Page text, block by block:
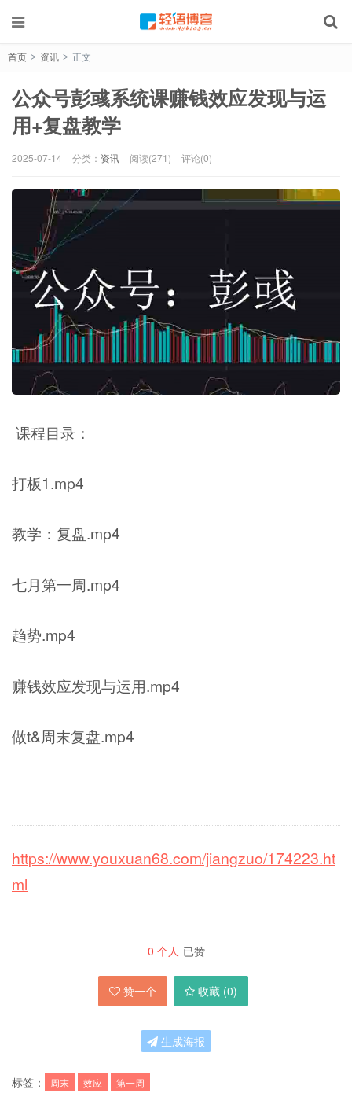
首页 > 资讯 > 正文
公众号彭彧系统课赚钱效应发现与运
用+复盘教学
2025-07-14 分类： 资讯 阅读(271) 评论(0)
课程目录：
打板1.mp4
教学：复盘.mp4
七月第一周.mp4
趋势.mp4
赚钱效应发现与运用.mp4
做t&周末复盘.mp4
https://www.youxuan68.com/jiangzuo/174223.ht
ml
0 个人 已赞
赞一个 收藏 (0)
生成海报
标签： 周末 效应 第一周